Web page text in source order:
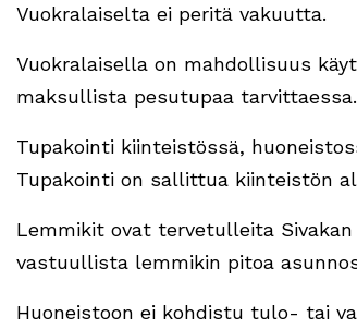
Vuokralaiselta ei peritä vakuutta.
Vuokralaisella on mahdollisuus
maksullista pesutupaa tarvittaessa.
Tupakointi kiinteistössä,
Tupakointi on sallittua kiinteistön
Lemmikit ovat tervetulleita
vastuullista lemmikin pitoa
Huoneistoon ei kohdistu tulo- tai